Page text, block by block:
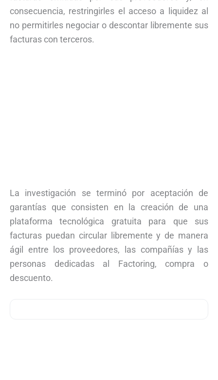
consecuencia, restringirles el acceso a liquidez al
no permitirles negociar o descontar libremente sus
facturas con terceros.
La investigación se terminó por aceptación de
garantías que consisten en la creación de una
plataforma tecnológica gratuita para que sus
facturas puedan circular libremente y de manera
ágil entre los proveedores, las compañías y las
personas dedicadas al Factoring, compra o
descuento.